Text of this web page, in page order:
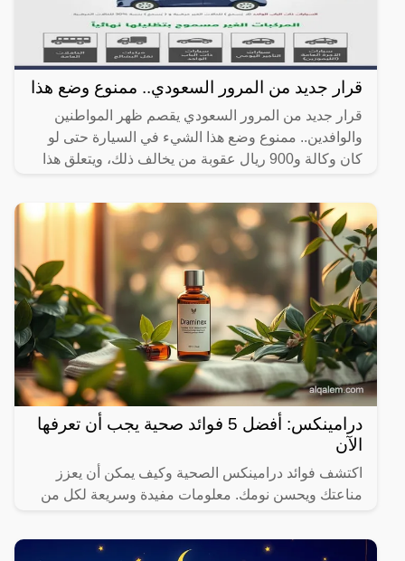
قرار جديد من المرور السعودي.. ممنوع وضع هذا
قرار جديد من المرور السعودي يقصم ظهر المواطنين
والوافدين.. ممنوع وضع هذا الشيء في السيارة حتى لو
كان وكالة و900 ريال عقوبة من يخالف ذلك، ويتعلق هذا
درامينكس: أفضل 5 فوائد صحية يجب أن تعرفها
الآن
اكتشف فوائد درامينكس الصحية وكيف يمكن أن يعزز
مناعتك ويحسن نومك. معلومات مفيدة وسريعة لكل من